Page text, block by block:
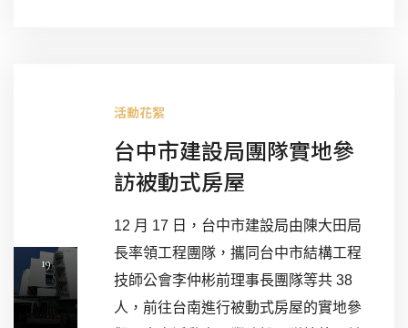
19
活動花絮
台中市建設局團隊實地參
訪被動式房屋
12 月 17 日，台中市建設局由陳大田局
長率領工程團隊，攜同台中市結構工程
技師公會李仲彬前理事長團隊等共 38
人，前往台南進行被動式房屋的實地參